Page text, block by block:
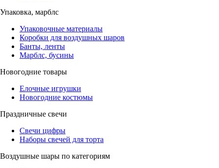
Упаковка, марблс
Упаковочные материалы
Коробки для воздушных шаров
Банты, ленты
Марблс, бусины
Новогодние товары
Елочные игрушки
Новогодние костюмы
Праздничные свечи
Свечи цифры
Наборы свечей для торта
Воздушные шары по категориям